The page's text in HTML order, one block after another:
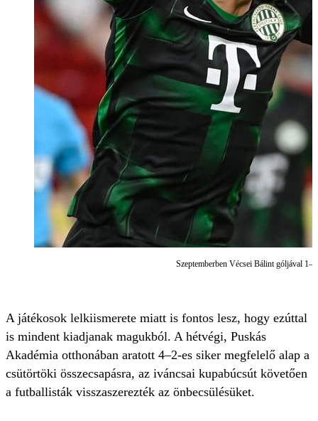
Szeptemberben Vécsei Bálint góljával
A játékosok lelkiismerete miatt is fontos lesz, hogy ezúttal
is mindent kiadjanak magukból. A hétvégi, Puskás
Akadémia otthonában aratott 4–2-es siker megfelelő alap a
csütörtöki összecsapásra, az iváncsai kupabúcsút követően
a futballisták visszaszerezték az önbecsülésüket.